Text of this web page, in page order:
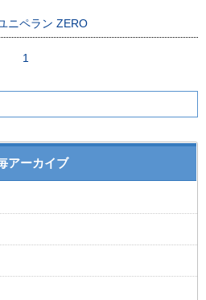
ニペラン ZERO
1
アーカイブ